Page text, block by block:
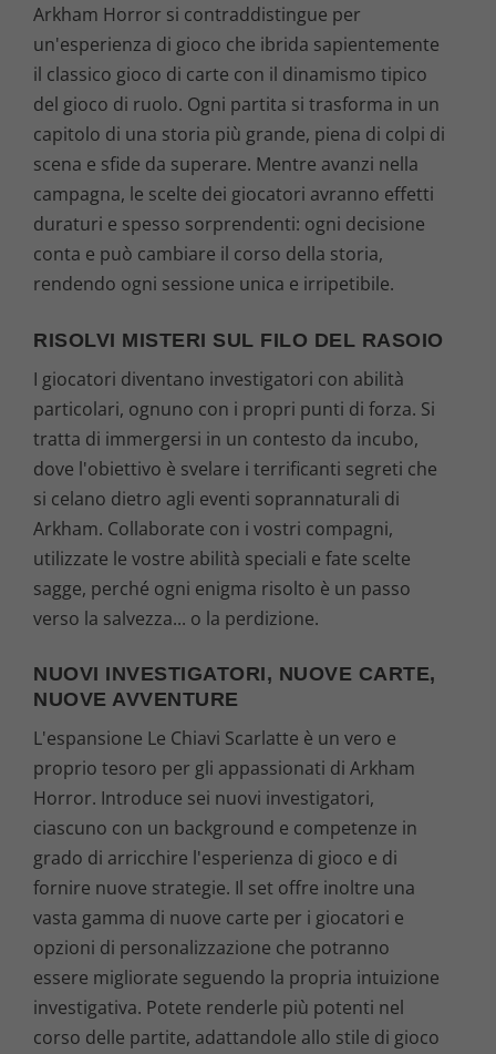
Arkham Horror si contraddistingue per
un'esperienza di gioco che ibrida sapientemente
il classico gioco di carte con il dinamismo tipico
del gioco di ruolo. Ogni partita si trasforma in un
capitolo di una storia più grande, piena di colpi di
scena e sfide da superare. Mentre avanzi nella
campagna, le scelte dei giocatori avranno effetti
duraturi e spesso sorprendenti: ogni decisione
conta e può cambiare il corso della storia,
rendendo ogni sessione unica e irripetibile.
RISOLVI MISTERI SUL FILO DEL RASOIO
I giocatori diventano investigatori con abilità
particolari, ognuno con i propri punti di forza. Si
tratta di immergersi in un contesto da incubo,
dove l'obiettivo è svelare i terrificanti segreti che
si celano dietro agli eventi soprannaturali di
Arkham. Collaborate con i vostri compagni,
utilizzate le vostre abilità speciali e fate scelte
sagge, perché ogni enigma risolto è un passo
verso la salvezza... o la perdizione.
NUOVI INVESTIGATORI, NUOVE CARTE,
NUOVE AVVENTURE
L'espansione Le Chiavi Scarlatte è un vero e
proprio tesoro per gli appassionati di Arkham
Horror. Introduce sei nuovi investigatori,
ciascuno con un background e competenze in
grado di arricchire l'esperienza di gioco e di
fornire nuove strategie. Il set offre inoltre una
vasta gamma di nuove carte per i giocatori e
opzioni di personalizzazione che potranno
essere migliorate seguendo la propria intuizione
investigativa. Potete renderle più potenti nel
corso delle partite, adattandole allo stile di gioco